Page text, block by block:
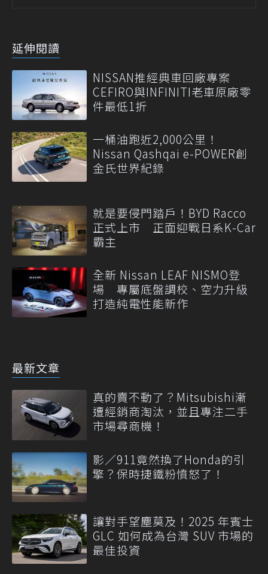
延伸閱讀
NISSAN推經典車回廠專案
CEFIRO與INFINITI老車原廠零
件最低1折
一桶油跑近2,000公里！
Nissan Qashqai e-POWER創
金氏世界紀錄
就是要侵門踏戶！BYD Racco
正式上市 正面迎戰日系K-Car
霸主
全新 Nissan LEAF NISMO登
場 專屬底盤調校、空力升級
打造純電性能新作
最新文章
真的賣不動了？Mitsubishi漸
遭經銷商淘汰，並且專注二手
市場尋商機！
影／911竟然換了Honda的引
擎？保時捷鐵粉憤怒了！
讓對手望塵莫及！2025 年賓士
GLC 如何成為台灣 SUV 市場的
最佳投資